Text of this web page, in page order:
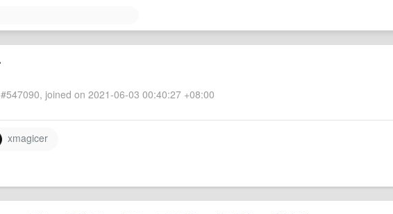
joined on 2021-06-03 00:40:27 +08:00
xmagicer